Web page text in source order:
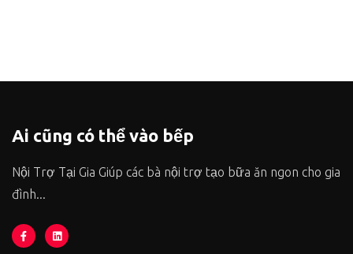
Ai cũng có thể vào bếp
Nội Trợ Tại Gia Giúp các bà nội trợ tạo bữa ăn ngon cho gia
đình...